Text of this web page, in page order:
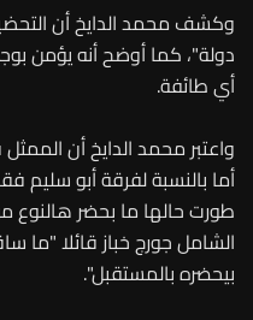
وكشف محمد الدايخ أن
دولة"، كما أوضح أنه يؤمن
أي طائفة.
واعتبر محمد الدايخ أن
أما بالنسبة لفرقة أبو
طورت حالها ما بحضر هالنوع
الشامل جورج خباز قائلا "ما
بيحضره بالمستقبل".